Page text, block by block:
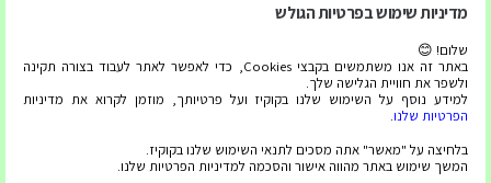
כל הזכויות שמורות ל “צג עליתה” 2020-2025 ©
מדיניות שימוש בפרטיות הגולש
שלום! 😊
באתר זה אנו משתמשים בקבצי Cookies, כדי לאפשר לאתר לעבוד בצורה תקינה
ולשפר את חוויית הגלישה שלך.
למידע נוסף על השימוש שלנו בקוקיז ועל פרטיותך, מוזמן לקרוא את מדיניות
הפרטיות שלנו.
בלחיצה על "מאשר" אתה מסכים לתנאי השימוש שלנו בקוקיז.
המשך שימוש באתר מהווה אישור והסכמה למדיניות הפרטיות שלנו.